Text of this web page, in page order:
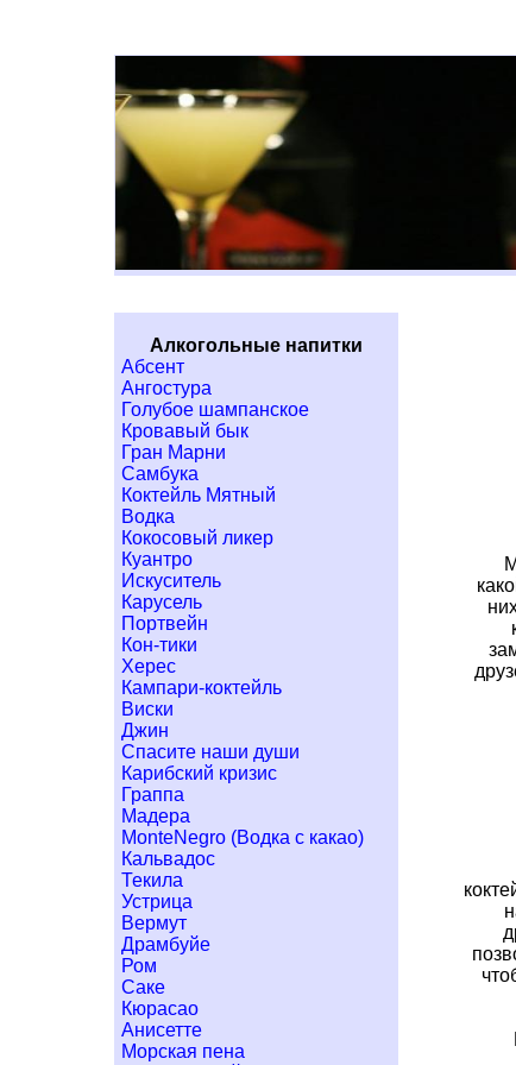
Алкогольные напитки
Абсент
Ангостура
Голубое шампанское
Кровавый бык
Гран Марни
Самбука
Коктейль Мятный
Водка
Кокосовый ликер
Куантро
Искуситель
Карусель
Портвейн
Кон-тики
Херес
Кампари-коктейль
Виски
Джин
Спасите наши души
Карибский кризис
Граппа
Мадера
MonteNegro (Водка с какао)
Кальвадос
Текила
Устрица
Вермут
Драмбуйе
Ром
Саке
Кюрасао
Анисетте
Морская пена